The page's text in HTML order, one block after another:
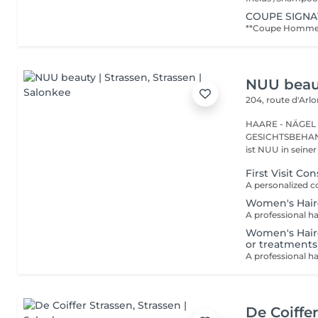
COUPE
NUU
204, route
HAARE -
ist NUU in
First Visit
Women's
Women's
or
De